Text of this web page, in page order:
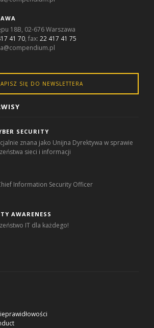
18B, 02-676 Warszawa
41 70, fax:22 417 41 75
SIĘ DO NEWSLETTERA
SECURITY
znana jako Unijna Dyrektywa w sprawie
sieci i informacji
Information Security Officer
AWARENESS
IT dla każdego!